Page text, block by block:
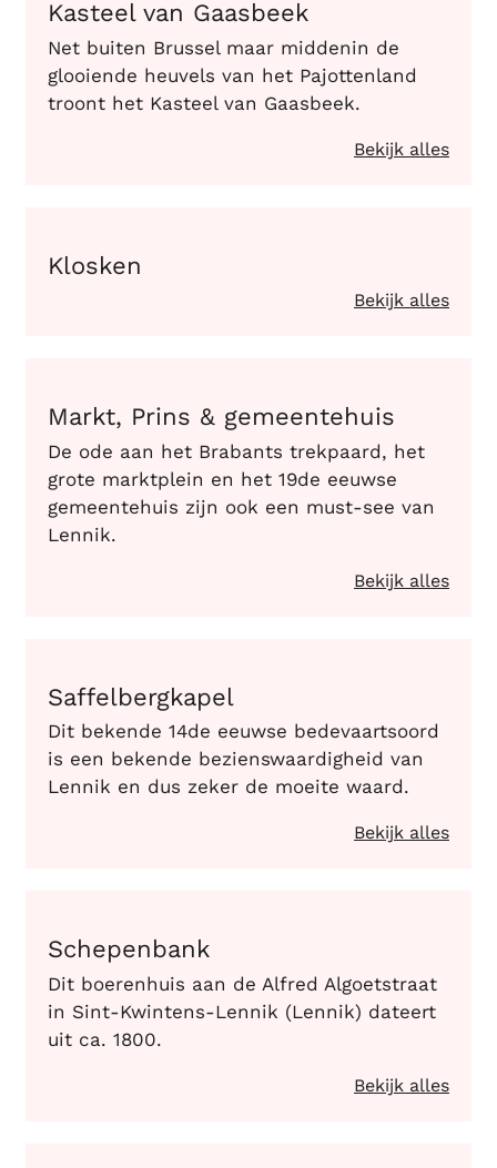
Kasteel van Gaasbeek
Net buiten Brussel maar middenin de
glooiende heuvels van het Pajottenland
troont het Kasteel van Gaasbeek.
Bekijk alles
Klosken
Bekijk alles
Markt, Prins & gemeentehuis
De ode aan het Brabants trekpaard, het
grote marktplein en het 19de eeuwse
gemeentehuis zijn ook een must-see van
Lennik.
Bekijk alles
Saffelbergkapel
Dit bekende 14de eeuwse bedevaartsoord
is een bekende bezienswaardigheid van
Lennik en dus zeker de moeite waard.
Bekijk alles
Schepenbank
Dit boerenhuis aan de Alfred Algoetstraat
in Sint-Kwintens-Lennik (Lennik) dateert
uit ca. 1800.
Bekijk alles